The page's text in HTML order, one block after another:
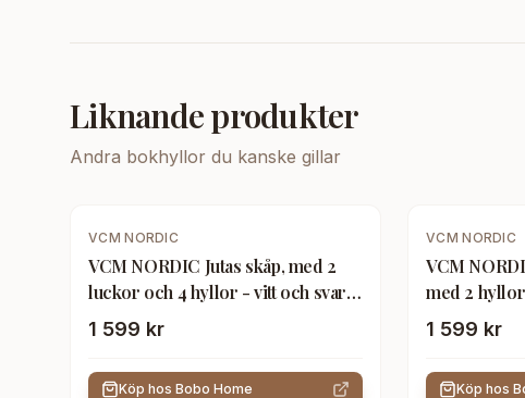
Liknande produkter
Andra bokhyllor du kanske gillar
VCM NORDIC
VCM NORDIC Jutas skåp, med 2
luckor och 4 hyllor - vitt och svart
trä
1 599 kr
Köp hos Bobo Home
VCM NORDIC
VCM
med 2
1 599 kr
Köp hos